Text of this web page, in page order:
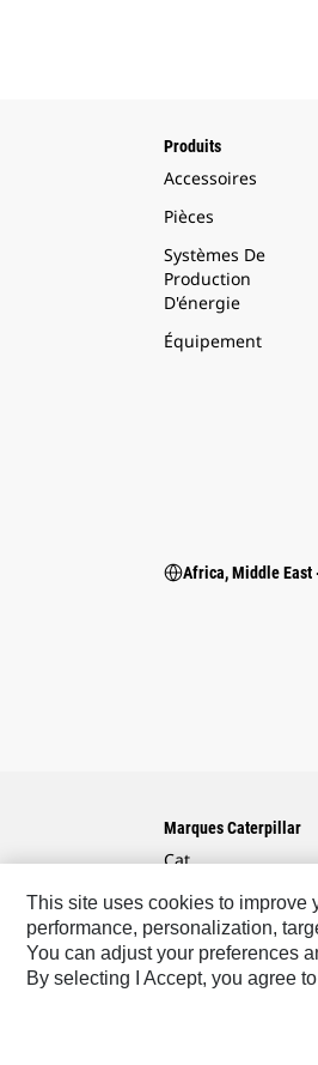
Produits
Accessoires
Pièces
Systèmes De
Production
D'énergie
Équipement
Africa, Middle East
Marques Caterpillar
Cat
Cat Financial
Cat Reman
Cat Rentals
This site uses cookies to improve
performance, personalization,
You can adjust your preferences
By selecting I Accept, you agree